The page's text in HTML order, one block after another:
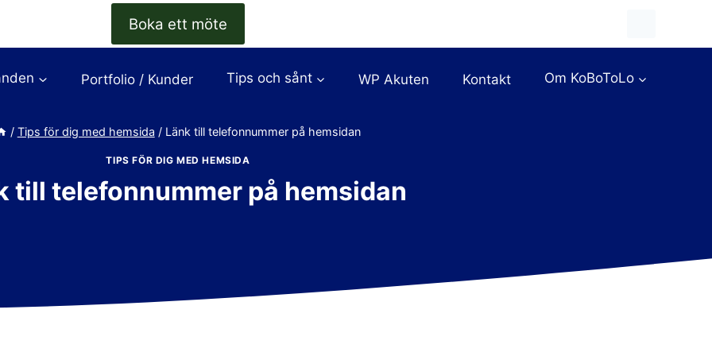
Boka ett möte
Portfolio / Kunder Tips och sånt WP Akuten Kontakt Om KoBoToLo
/ Tips för dig med hemsida / Länk till telefonnummer på hemsidan
TIPS FÖR DIG MED HEMSIDA
till telefonnummer på hemsidan